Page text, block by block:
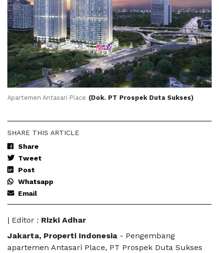
Apartemen Antasari Place (Dok. PT Prospek Duta Sukses)
SHARE THIS ARTICLE
Share
Tweet
Post
Whatsapp
Email
| Editor : Rizki Adhar
Jakarta, Properti Indonesia - Pengembang
apartemen Antasari Place, PT Prospek Duta Sukses